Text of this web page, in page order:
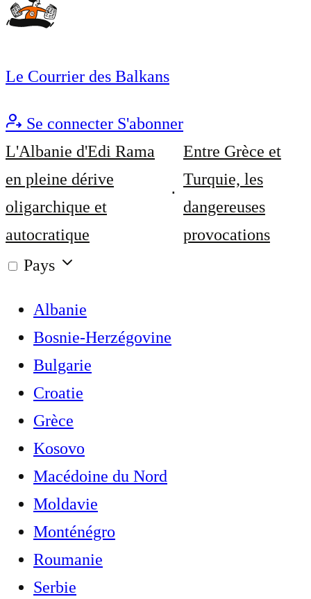
Le Courrier des Balkans
Se connecter S'abonner
L'Albanie d'Edi Rama
en pleine dérive
oligarchique et
autocratique
Entre Grèce et
Turquie, les
dangereuses
provocations
Pays
Albanie
Bosnie-Herzégovine
Bulgarie
Croatie
Grèce
Kosovo
Macédoine du Nord
Moldavie
Monténégro
Roumanie
Serbie